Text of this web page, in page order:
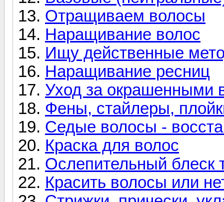
Отращиваем волосы
Наращивание волос
Ищу действенные
Наращивание ресниц
Уход за окрашенными
Фены, стайлеры,
Седые волосы -
Краска для волос
Ослепительный блеск
Красить волосы или